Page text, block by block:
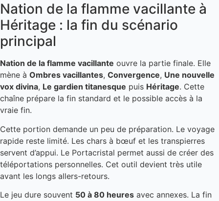
Nation de la flamme vacillante à
Héritage : la fin du scénario
principal
Nation de la flamme vacillante ouvre la partie finale. Elle
mène à Ombres vacillantes, Convergence, Une nouvelle
vox divina, Le gardien titanesque puis Héritage. Cette
chaîne prépare la fin standard et le possible accès à la
vraie fin.
Cette portion demande un peu de préparation. Le voyage
rapide reste limité. Les chars à bœuf et les transpierres
servent d’appui. Le Portacristal permet aussi de créer des
téléportations personnelles. Cet outil devient très utile
avant les longs allers-retours.
Le jeu dure souvent 50 à 80 heures avec annexes. La fin